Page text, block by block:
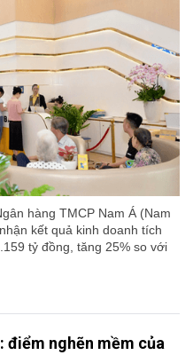
hàng TMCP Nam Á (Nam
kết quả kinh doanh tích
tỷ đồng, tăng 25% so với
nghẽn mềm của